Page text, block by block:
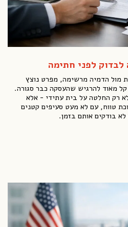
לפני חתימה
מול הדמיה מרשימה, מפרט נוצץ
מאוד להרגיש שהעסקה כבר סגורה.
רק החלטה על בית עתידי - אלא
טווח, עם לא מעט סעיפים קטנים
בודקים אותם בזמן.